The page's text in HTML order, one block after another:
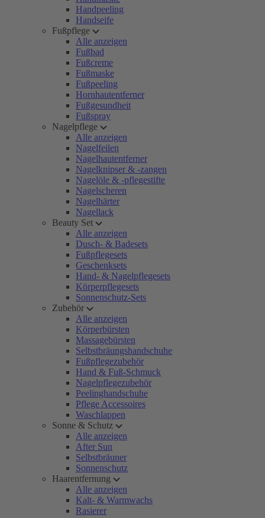
Handpeeling
Handseife
Fußpflege
Alle anzeigen
Fußbad
Fußcreme
Fußmaske
Fußpeeling
Hornhautentferner
Fußgesundheit
Fußspray
Nagelpflege
Alle anzeigen
Nagelfeilen
Nagelhautentferner
Nagelknipser & -zangen
Nagelöle & -pflegestifte
Nagelscheren
Nagelhärter
Nagellack
Beauty Set
Alle anzeigen
Dusch- & Badesets
Fußpflegesets
Geschenksets
Hand- & Nagelpflegesets
Körperpflegesets
Sonnenschutz-Sets
Zubehör
Alle anzeigen
Körperbürsten
Massagebürsten
Selbstbräungshandschuhe
Fußpflegezubehör
Hand & Fuß-Schmuck
Nagelpflegezubehör
Peelinghandschuhe
Pflege Accessoires
Waschlappen
Sonne & Schutz
Alle anzeigen
After Sun
Selbstbräuner
Sonnenschutz
Haarentfernung
Alle anzeigen
Kalt- & Warmwachs
Rasierer